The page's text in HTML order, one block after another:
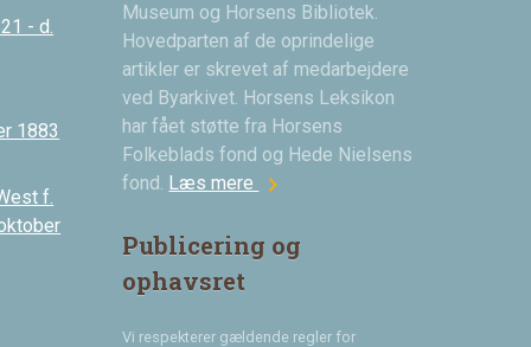
- d.
1883
f.
Museum og Horsens Bibliotek.
Hovedparten af de oprindelige
artikler er skrevet af medarbejdere
ved Byarkivet. Horsens Leksikon
har fået støtte fra Horsens
Folkeblads fond og Hede Nielsens
fond. Læs mere chevron_right
Publicering og
ophavsret
Vi respekterer gældende regler for